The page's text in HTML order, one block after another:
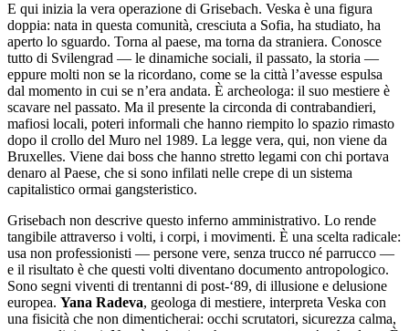
E qui inizia la vera operazione di Grisebach. Veska è una figura
doppia: nata in questa comunità, cresciuta a Sofia, ha studiato, ha
aperto lo sguardo. Torna al paese, ma torna da straniera. Conosce
tutto di Svilengrad — le dinamiche sociali, il passato, la storia —
eppure molti non se la ricordano, come se la città l’avesse espulsa
dal momento in cui se n’era andata. È archeologa: il suo mestiere è
scavare nel passato. Ma il presente la circonda di contrabandieri,
mafiosi locali, poteri informali che hanno riempito lo spazio rimasto
dopo il crollo del Muro nel 1989. La legge vera, qui, non viene da
Bruxelles. Viene dai boss che hanno stretto legami con chi portava
denaro al Paese, che si sono infilati nelle crepe di un sistema
capitalistico ormai gangsteristico.
Grisebach non descrive questo inferno amministrativo. Lo rende
tangibile attraverso i volti, i corpi, i movimenti. È una scelta radicale:
usa non professionisti — persone vere, senza trucco né parrucco —
e il risultato è che questi volti diventano documento antropologico.
Sono segni viventi di trentanni di post-‘89, di illusione e delusione
europea. Yana Radeva, geologa di mestiere, interpreta Veska con
una fisicità che non dimenticherai: occhi scrutatori, sicurezza calma,